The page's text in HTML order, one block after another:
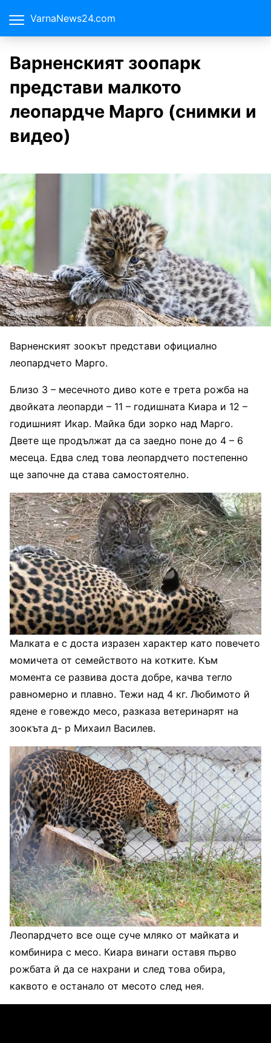
VarnaNews24.com
Варненският зоопарк
представи малкото
леопардче Марго (снимки и
видео)
Варненският зоокът представи официално
леопардчето Марго.
Близо 3 – месечното диво коте e трета рожба на
двойката леопарди – 11 – годишната Киара и 12 –
годишният Икар. Майка бди зорко над Марго.
Двете ще продължат да са заедно поне до 4 – 6
месеца. Едва след това леопардчето постепенно
ще започне да става самостоятелно.
Малката е с доста изразен характер като повечето
момичета от семейството на котките. Към
момента се развива доста добре, качва тегло
равномерно и плавно. Тежи над 4 кг. Любимото й
ядене е говеждо месо, разказа ветеринарят на
зоокъта д- р Михаил Василев.
Леопардчето все още суче мляко от майката и
комбинира с месо. Киара винаги оставя първо
рожбата й да се нахрани и след това обира,
каквото е останало от месото след нея.